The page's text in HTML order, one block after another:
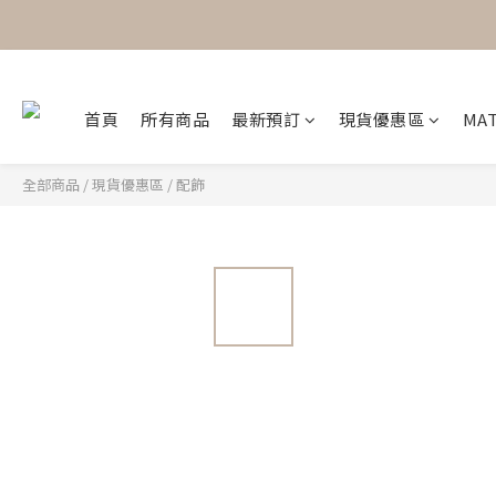
首頁 所有商品 最新預訂 現貨優惠區
全部商品 /現貨優惠區 /配飾